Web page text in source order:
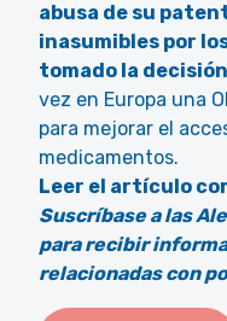
abusa de su
inasumibles por
tomado la
vez en Europa una
para mejorar el
medicamentos.
Leer el artículo
Suscríbase a las
para recibir
relacionadas con